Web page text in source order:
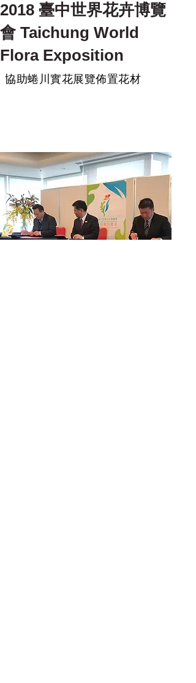
2018 臺中世界花卉博覽
會 Taichung World
Flora Exposition
​協助蜷川實花展覽佈置花材